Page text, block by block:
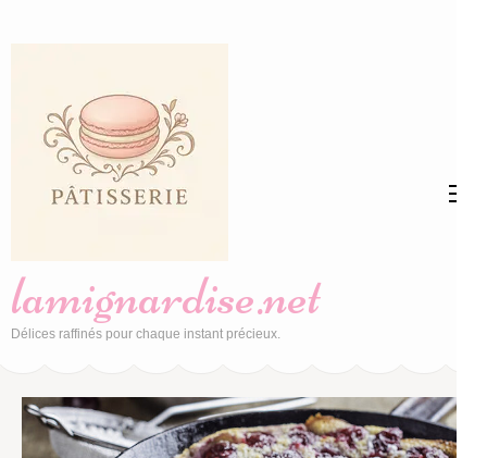
(Pressez
Entrée)
lamignardise.net
Délices raffinés pour chaque instant précieux.